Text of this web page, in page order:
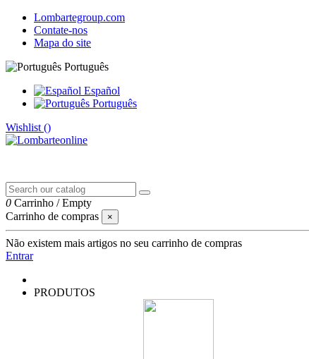
Lombartegroup.com
Contate-nos
Mapa do site
Português
Español
Português
Wishlist ()
0 Carrinho /Empty
Carrinho de compras
×
Não existem mais artigos no seu carrinho de compras
Entrar
PRODUTOS